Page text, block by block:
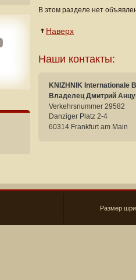
В этом разделе нет
Наверх
Наши контакты:
KNIZHNIK Internationale
Владелец Дмитрий
Verkehrsnummer 29582
Danziger Platz 2-4
60314 Frankfurt am Main
Размер